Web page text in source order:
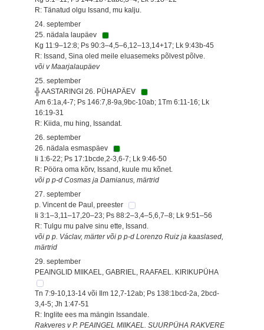
R: Tänatud olgu Issand, mu kalju.
24. september
25. nädala laupäev
Kg 11:9–12:8; Ps 90:3–4,5–6,12–13,14+17; Lk 9:43b-45
R: Issand, Sina oled meile eluasemeks põlvest põlve.
või v Maarjalaupäev
25. september
╬ AASTARINGI 26. PÜHAPÄEV
Am 6:1a,4-7; Ps 146:7,8-9a,9bc-10ab; 1Tm 6:11-16; Lk
16:19-31
R: Kiida, mu hing, Issandat.
26. september
26. nädala esmaspäev
Ii 1:6-22; Ps 17:1bcde,2-3,6-7; Lk 9:46-50
R: Pööra oma kõrv, Issand, kuule mu kõnet.
või p p-d Cosmas ja Damianus, märtrid
27. september
p. Vincent de Paul, preester
Ii 3:1–3,11–17,20–23; Ps 88:2–3,4–5,6,7–8; Lk 9:51–56
R: Tulgu mu palve sinu ette, Issand.
või p p. Václav, märter või p p-d Lorenzo Ruiz ja kaaslased,
märtrid
29. september
PEAINGLID MIIKAEL, GABRIEL, RAAFAEL. KIRIKUPÜHA
Tn 7:9-10,13-14 või Ilm 12,7-12ab; Ps 138:1bcd-2a, 2bcd-
3,4-5; Jh 1:47-51
R: Inglite ees ma mängin Issandale.
Rakveres v P. PEAINGEL MIIKAEL. SUURPÜHA RAKVERE